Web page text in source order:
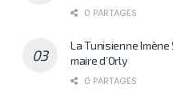
0 PARTAGES
La Tunisienne Imène
maire d’Orly
0 PARTAGES